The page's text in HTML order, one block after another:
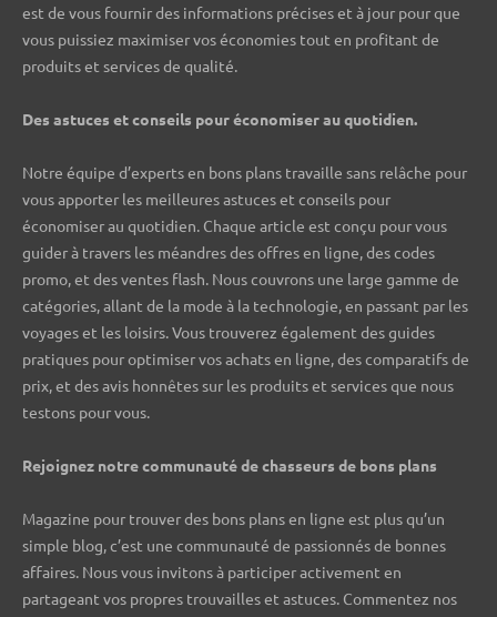
est de vous fournir des informations précises et à jour pour que
vous puissiez maximiser vos économies tout en profitant de
produits et services de qualité.
Des astuces et conseils pour économiser au quotidien.
Notre équipe d’experts en bons plans travaille sans relâche pour
vous apporter les meilleures astuces et conseils pour
économiser au quotidien. Chaque article est conçu pour vous
guider à travers les méandres des offres en ligne, des codes
promo, et des ventes flash. Nous couvrons une large gamme de
catégories, allant de la mode à la technologie, en passant par les
voyages et les loisirs. Vous trouverez également des guides
pratiques pour optimiser vos achats en ligne, des comparatifs de
prix, et des avis honnêtes sur les produits et services que nous
testons pour vous.
Rejoignez notre communauté de chasseurs de bons plans ️
Magazine pour trouver des bons plans en ligne est plus qu’un
simple blog, c’est une communauté de passionnés de bonnes
affaires. Nous vous invitons à participer activement en
partageant vos propres trouvailles et astuces. Commentez nos